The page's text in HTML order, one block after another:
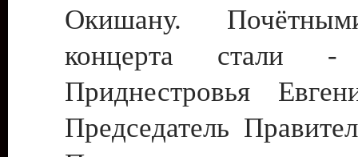
Окишану.
концерта стали -
Приднестровья
Председатель